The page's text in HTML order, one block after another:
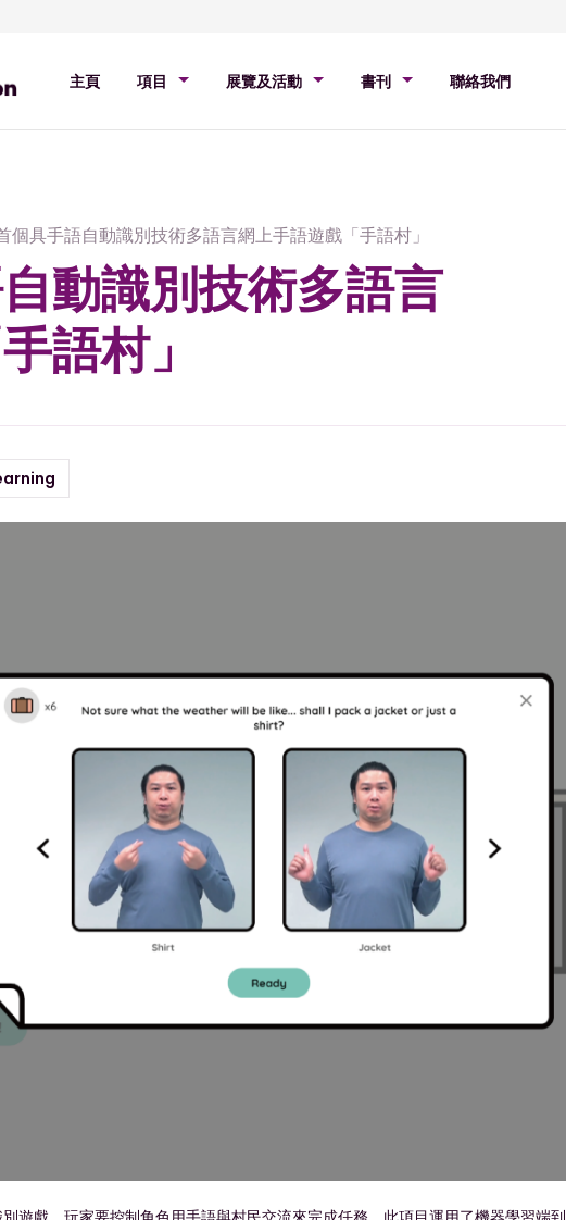
主頁 項目 展覽及活動 書刊 聯絡我們
個具手語自動識別技術多語言網上手語遊戲「手語村」
動識別技術多語言
語村」